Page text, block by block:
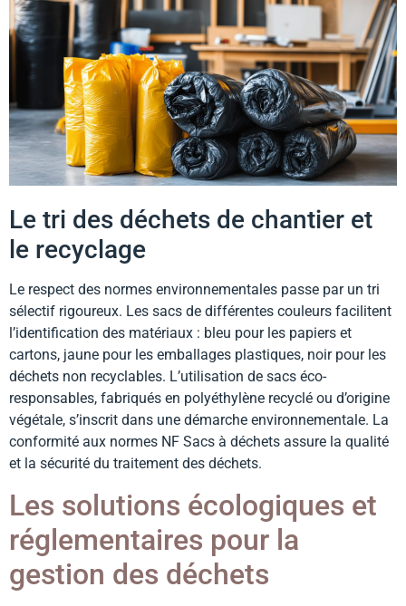
Le tri des déchets de chantier et
le recyclage
Le respect des normes environnementales passe par un tri
sélectif rigoureux. Les sacs de différentes couleurs facilitent
l’identification des matériaux : bleu pour les papiers et
cartons, jaune pour les emballages plastiques, noir pour les
déchets non recyclables. L’utilisation de sacs éco-
responsables, fabriqués en polyéthylène recyclé ou d’origine
végétale, s’inscrit dans une démarche environnementale. La
conformité aux normes NF Sacs à déchets assure la qualité
et la sécurité du traitement des déchets.
Les solutions écologiques et
réglementaires pour la
gestion des déchets